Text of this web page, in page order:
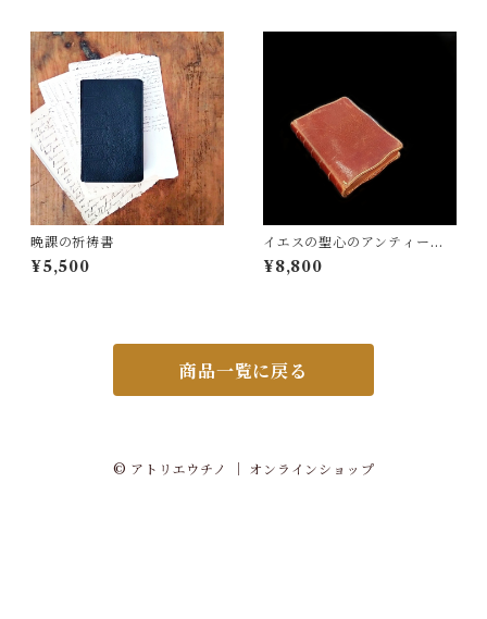
晩課の祈祷書
¥5,500
イエスの聖心のアンティーク
祈祷書
¥8,800
商品一覧に戻る
© アトリエウチノ ｜ オンラインショップ